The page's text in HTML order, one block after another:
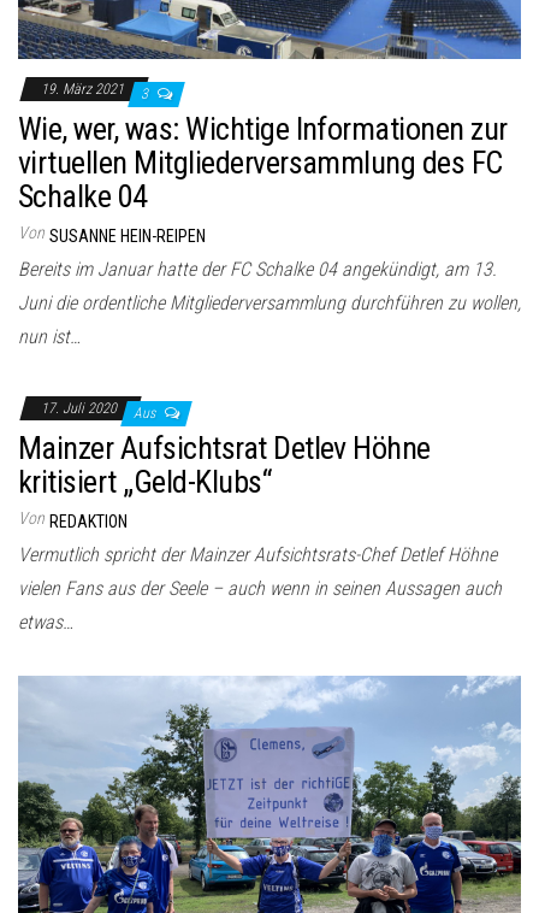
19. März 2021 3
Wie, wer, was: Wichtige Informationen zur
virtuellen Mitgliederversammlung des FC
Schalke 04
Von SUSANNE HEIN-REIPEN
Bereits im Januar hatte der FC Schalke 04 angekündigt, am 13.
Juni die ordentliche Mitgliederversammlung durchführen zu wollen,
nun ist…
17. Juli 2020 Aus
Mainzer Aufsichtsrat Detlev Höhne
kritisiert „Geld-Klubs“
Von REDAKTION
Vermutlich spricht der Mainzer Aufsichtsrats-Chef Detlef Höhne
vielen Fans aus der Seele – auch wenn in seinen Aussagen auch
etwas…